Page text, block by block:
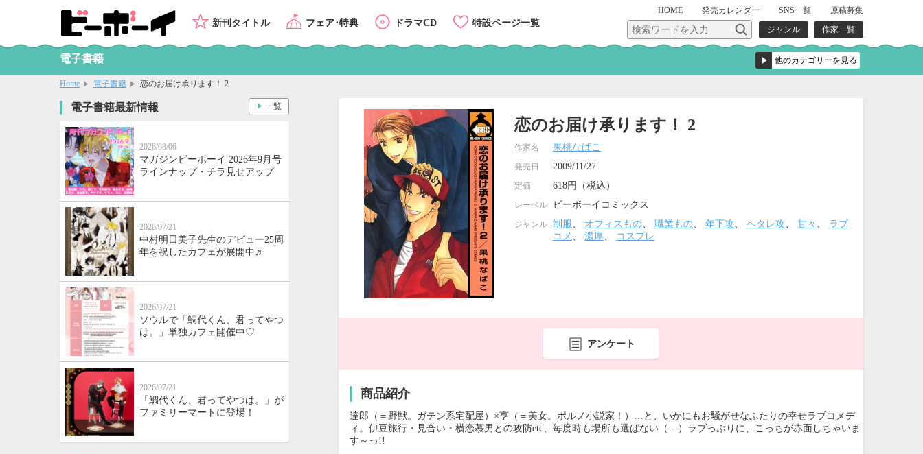
HOME 発売カレンダー SNS一覧
原稿募集
ジャンル
作家一覧
新刊タイトル フェア･特典 ドラマCD 特設ページ一覧
電子書籍
Home 電子書籍 恋のお届け承ります！ 2
恋のお届け承ります！ 2
作家名 果桃なばこ
発売日 2009/11/27
定価 618円（税込）
レーベル ビーボーイコミックス
ジャンル 制服、 オフィスもの、 職業もの、 年下攻、 ヘタレ攻、 甘々 、 ラブ
コメ 、 濃厚、 コスプレ
アンケート
商品紹介
達郎（＝野獣。ガテン系宅配屋）×亨（＝美女。ポルノ小説家！）…と、いかにもお騒がせなふたりの幸せラブコメデ
ィ。伊豆旅行・見合い・横恋慕男との攻防etc、毎度時も場所も選ばない（…）ラブっぷりに、こっちが赤面しちゃいま
す～っ!!
電子書籍最新情報
2026/08/06
マガジンビーボーイ 2026年9月号
ラインナップ・チラ見せアップ
2026/07/21
中村明日美子先生のデビュー25周
年を祝したカフェが展開中♬
2026/07/21
ソウルで「鯛代くん、君ってやつ
は。」単独カフェ開催中♡
2026/07/21
「鯛代くん、君ってやつは。」が
ファミリーマートに登場！
一覧